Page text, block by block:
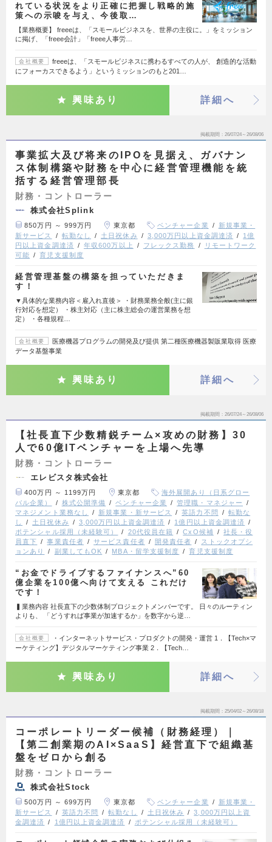
れている状況をより正確に把握し戦略的施
策への示唆を与え、今後取…
【業務概要】 freeeは、「スモールビジネスを、世界の主役に。」をミッション
に掲げ、「freee会計」「freee人事労…
会社概要
freeeは、「スモールビジネスに携わるすべての人が、 創造的な活動
にフォーカスできるよう」というミッションのもと201…
興味あり 詳細へ
掲載期間 26/07/24～26/08/06
事業拡大及び将来のIPOを見据え、ガバナン
ス体制構築や財務を中心に経営管理機能を統
括する経営管理部長
財務・コントローラー
株式会社Splink
850万円 ～ 999万円 東京都 ベンチャー企業
新規事業・
新サービス
転勤なし 土日祝休み 3,000万円以上資金調達済
1億
円以上資金調達済
年収600万以上 フレックス勤務
リモートワーク
可能
育児支援制度
経営管理基盤の構築を担っていただきま
す！
▼具体的な業務内容＜雇入れ直後＞ ・財務業務全般(主に銀
行対応を想定） ・株主対応（主に株主総会の運営業務を想
定） ・各種規程…
会社概要
医療機器プログラムの開発及び提供 第二種医療機器製販業取得 医療
データ基盤事業
興味あり 詳細へ
掲載期間 26/07/24～26/08/06
【社長直下少数精鋭チーム×攻めの財務】30
人で60億ITベンチャーを上場へ先導
財務・コントローラー
エレビスタ株式会社
400万円 ～ 1199万円 東京都
海外展開あり（日系グロー
バル企業）
株式公開準備 ベンチャー企業
管理職・マネジャー
マネジメント業務なし
新規事業・新サービス 英語力不問
転勤な
し
土日祝休み 3,000万円以上資金調達済
1億円以上資金調達済
ポテンシャル採用（未経験可）
20代役員在籍 CxO候補
社長・役
員直下
事業責任者 サービス責任者 開発責任者
ストックオプシ
ョンあり
副業してもOK MBA・留学支援制度 育児支援制度
“お金でドライブするファイナンスへ”60
億企業を100億へ向けて支える これだけ
です！
▍業務内容 社長直下の少数体制プロジェクトメンバーです。 日々のルーティン
よりも、 「どうすれば事業が加速するか」を数字から逆…
会社概要
・インターネットサービス・プロダクトの開発・運営 1．【Tech×マ
ーケティング】デジタルマーケティング事業 2．【Tech…
興味あり 詳細へ
掲載期間 25/04/02～26/08/18
コーポレートリーダー候補（財務経理）｜
【第二創業期のAI×SaaS】経営直下で組織基
盤をゼロから創る
財務・コントローラー
株式会社Stock
500万円 ～ 699万円 東京都 ベンチャー企業
新規事業・
新サービス
英語力不問 転勤なし 土日祝休み
3,000万円以上資
金調達済
1億円以上資金調達済 ポテンシャル採用（未経験可）